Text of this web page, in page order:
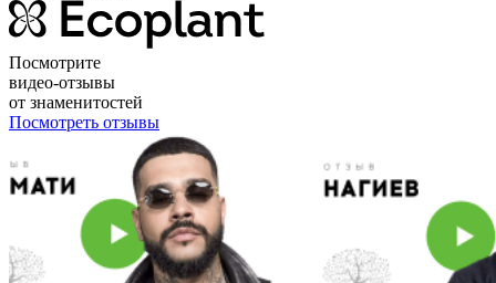
Посмотрите
видео-отзывы
от знаменитостей
Посмотреть отзывы